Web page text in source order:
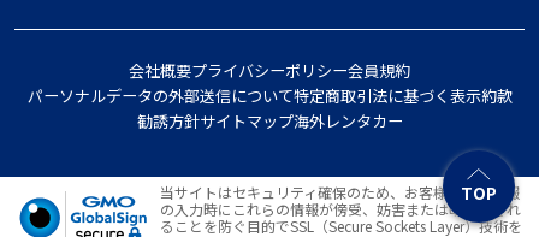
TOP
会社概要プライバシーポリシー会員規約
パーソナルデータの外部送信について特定商取引法に基づく表示約款
勧誘方針サイトマップ海外レンタカー
当サイトはセキュリティ確保のため、お客様の個人情報
の入力時にこれらの情報が傍受、妨害または改ざんされ
ることを防ぐ目的でSSL（Secure Sockets Layer）技術を